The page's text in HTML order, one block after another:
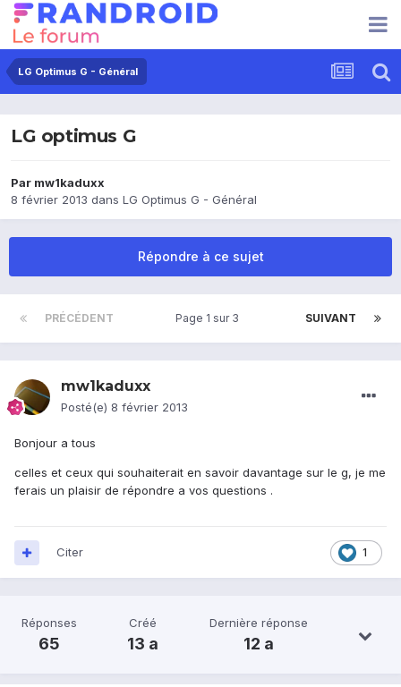
LG Optimus G - Général
LG optimus G
Par mw1kaduxx
8 février 2013 dans LG Optimus G - Général
Répondre à ce sujet
PRÉCÉDENT SUIVANT
Page 1 sur 3
mw1kaduxx
Posté(e) 8 février 2013
Bonjour a tous
celles et ceux qui souhaiterait en savoir davantage sur le g, je me
ferais un plaisir de répondre a vos questions .
1
Citer
Réponses
65
Créé
13 a
Dernière réponse
12 a